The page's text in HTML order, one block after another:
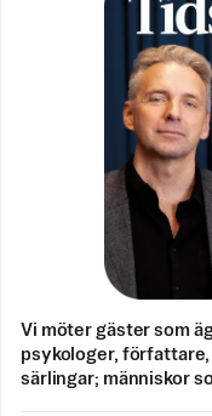
Vi möter gäster som
psykologer,
särlingar; människor